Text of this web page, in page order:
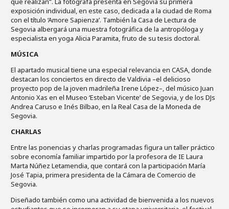
exposición individual, en este caso, dedicada a la ciudad de Roma
con el título ‘Amore Sapienza’. También la Casa de Lectura de
Segovia albergará una muestra fotográfica de la antropóloga y
especialista en yoga Alicia Paramita, fruto de su tesis doctoral.
MÚSICA
El apartado musical tiene una especial relevancia en CASA, donde
destacan los conciertos en directo de Valdivia –el delicioso
proyecto pop de la joven madrileña Irene López–, del músico Juan
Antonio Xas en el Museo ‘Esteban Vicente’ de Segovia, y de los DJs
Andrea Caruso e Inés Bilbao, en la Real Casa de la Moneda de
Segovia.
CHARLAS
Entre las ponencias y charlas programadas figura un taller práctico
sobre economía familiar impartido por la profesora de IE Laura
Marta Núñez Letamendia, que contará con la participación María
José Tapia, primera presidenta de la Cámara de Comercio de
Segovia.
Diseñado también como una actividad de bienvenida a los nuevos